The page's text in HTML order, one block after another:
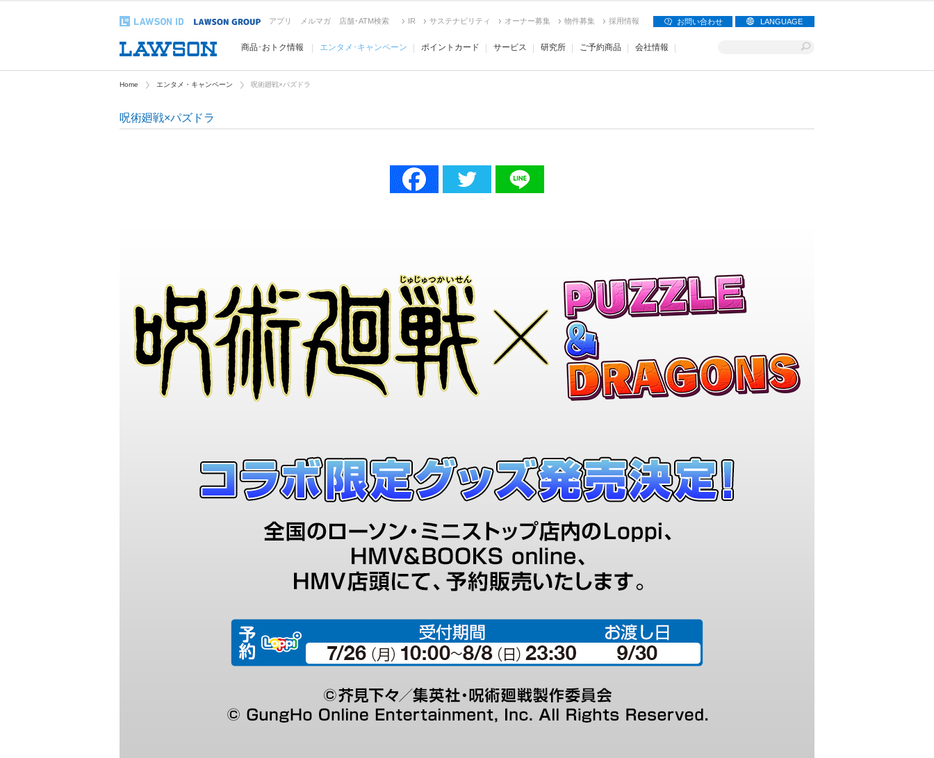
アプリ メルマガ 店舗･ATM検索 IR サステナビリティ オーナー募集 物件募集 採用情報 お問い合わせ LANGUAGE
商品･おトク情報 エンタメ･キャンペーン ポイントカード サービス 研究所 ご予約商品 会社情報
Home エンタメ・キャンペーン 呪術廻戦×パズドラ
呪術廻戦×パズドラ